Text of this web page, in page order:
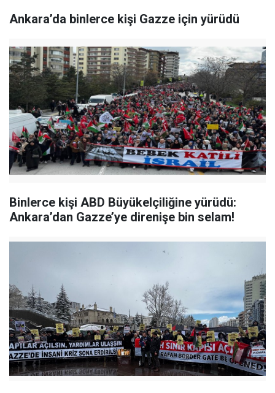
Ankara’da binlerce kişi Gazze için yürüdü
Binlerce kişi ABD Büyükelçiliğine yürüdü:
Ankara’dan Gazze’ye direnişe bin selam!